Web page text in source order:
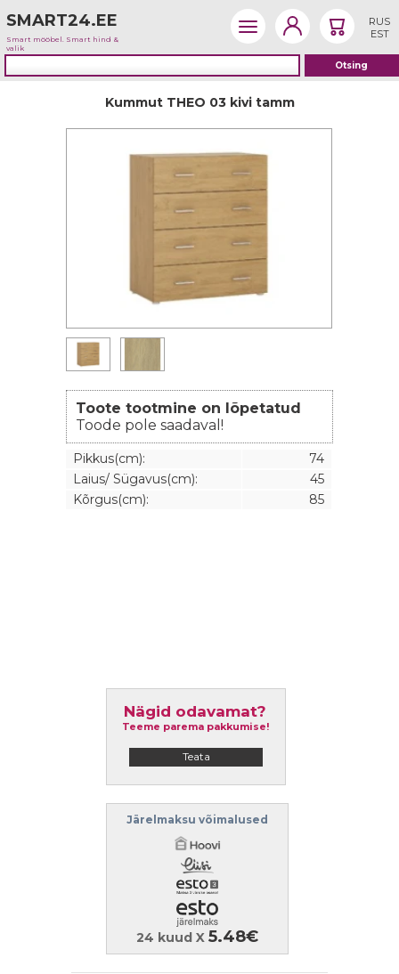
SMART24.EE
Smart mööbel. Smart hind &
valik
RUS
EST
Kummut THEO 03 kivi tamm
Toote tootmine on lõpetatud
Toode pole saadaval!
Pikkus(cm):
74
Laius/ Sügavus(cm):
45
Kõrgus(cm):
85
Nägid odavamat?
Teeme parema pakkumise!
Teata
Järelmaksu võimalused
24 kuud X 5.48€